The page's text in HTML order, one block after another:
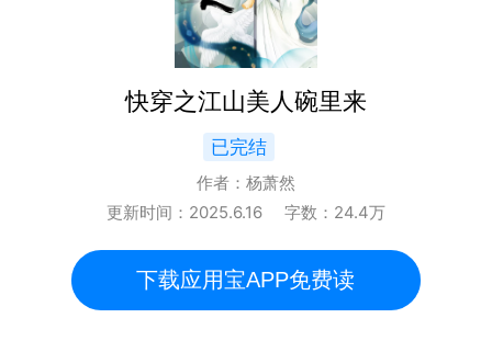
快穿之江山美人碗里来
已完结
作者： 杨萧然
更新时间： 2025.6.16 字数： 24.4万
下载应用宝APP免费读